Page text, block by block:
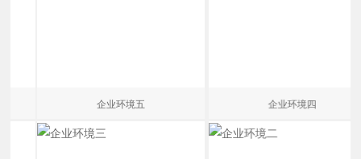
企业环境五 企业环境四